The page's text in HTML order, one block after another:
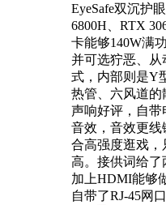
EyeSafe双沉护眼
6800H、RTX
卡能够140W满
并可选狞恶、从
式，内部则是Y
热管、六风道
声响好评，自带
音效，音效更
合高强度逛戏，
高。接供词给了
加上HDMI能够
自带了RJ-45网